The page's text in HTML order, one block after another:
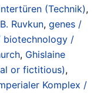
(Technik),
Ruvkun, genes /
biotechnology /
, Ghislaine
or fictitious),
Komplex /